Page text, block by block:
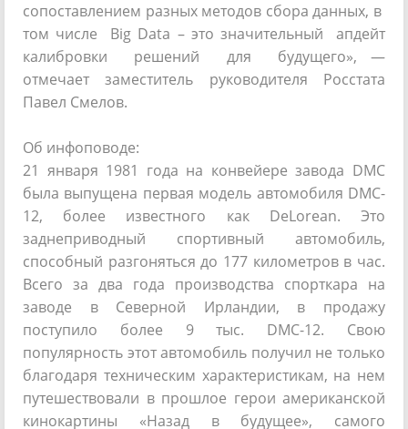
сопоставлением разных методов сбора данных, в
том числе Big Data – это значительный апдейт
калибровки решений для будущего», —
отмечает заместитель руководителя Росстата
Павел Смелов.
Об инфоповоде:
21 января 1981 года на конвейере завода DMC
была выпущена первая модель автомобиля DMC-
12, более известного как DeLorean. Это
заднеприводный спортивный автомобиль,
способный разгоняться до 177 километров в час.
Всего за два года производства спорткара на
заводе в Северной Ирландии, в продажу
поступило более 9 тыс. DMC-12. Свою
популярность этот автомобиль получил не только
благодаря техническим характеристикам, на нем
путешествовали в прошлое герои американской
кинокартины «Назад в будущее», самого